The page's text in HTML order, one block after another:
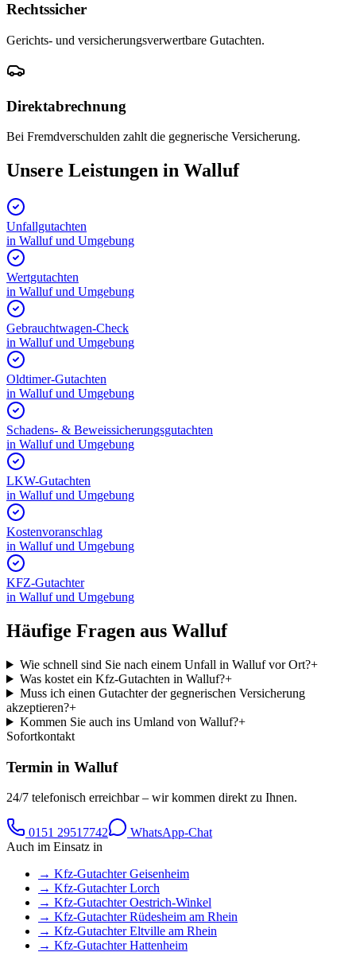
Rechtssicher
Gerichts- und versicherungsverwertbare Gutachten.
Direktabrechnung
Bei Fremdverschulden zahlt die gegnerische Versicherung.
Unsere Leistungen in Walluf
Unfallgutachten
in Wallufund Umgebung
Wertgutachten
in Wallufund Umgebung
Gebrauchtwagen-Check
in Wallufund Umgebung
Oldtimer-Gutachten
in Wallufund Umgebung
Schadens- & Beweissicherungsgutachten
in Wallufund Umgebung
LKW-Gutachten
in Wallufund Umgebung
Kostenvoranschlag
in Wallufund Umgebung
KFZ-Gutachter
in Wallufund Umgebung
Häufige Fragen aus Walluf
Wie schnell sind Sie nach einem Unfall in Walluf vor Ort?+
Was kostet ein Kfz-Gutachten in Walluf?+
Muss ich einen Gutachter der gegnerischen Versicherung
akzeptieren?+
Kommen Sie auch ins Umland von Walluf?+
Sofortkontakt
Termin in Walluf
24/7 telefonisch erreichbar – wir kommen direkt zu Ihnen.
0151 29517742
WhatsApp-Chat
Auch im Einsatz in
→ Kfz-GutachterGeisenheim
→ Kfz-GutachterLorch
→ Kfz-GutachterOestrich-Winkel
→ Kfz-GutachterRüdesheim am Rhein
→ Kfz-GutachterEltville am Rhein
→ Kfz-GutachterHattenheim